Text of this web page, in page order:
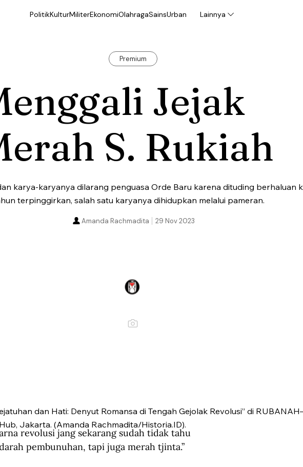
PolitikKulturMiliterEkonomiOlahragaSainsUrban Lainnya
Premium
Jejak
S. Rukiah
karya-karyanya dilarang penguasa Orde Baru karena dituding berhaluan
terpinggirkan, salah satu karyanya dihidupkan melalui pameran.
29 Nov 2023
Amanda Rachmadita
dan Hati: Denyut Romansa di Tengah Gejolak Revolusi” di
Jakarta. (Amanda Rachmadita/Historia.ID).
revolusi jang sekarang sudah tidak tahu
pembunuhan, tapi juga merah tjinta.”